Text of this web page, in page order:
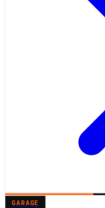
GARAGE